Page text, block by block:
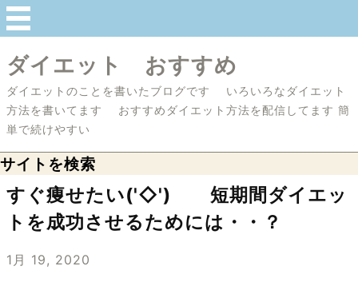
ダイエット おすすめ
ダイエットのことを書いたブログです いろいろなダイエット
方法を書いてます おすすめダイエット方法を配信してます 簡
単で続けやすい
サイトを検索
すぐ痩せたい('◇')ゞ 短期間ダイエッ
トを成功させるためには・・？
1月 19, 2020